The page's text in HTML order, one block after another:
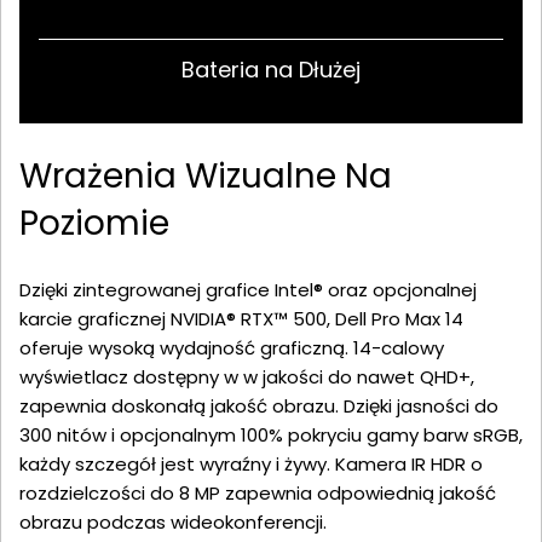
Bateria na Dłużej
Wrażenia Wizualne Na
Poziomie
Dzięki zintegrowanej grafice Intel® oraz opcjonalnej
karcie graficznej NVIDIA® RTX™ 500, Dell Pro Max 14
oferuje wysoką wydajność graficzną. 14-calowy
wyświetlacz dostępny w w jakości do nawet QHD+,
zapewnia doskonałą jakość obrazu. Dzięki jasności do
300 nitów i opcjonalnym 100% pokryciu gamy barw sRGB,
każdy szczegół jest wyraźny i żywy. Kamera IR HDR o
rozdzielczości do 8 MP zapewnia odpowiednią jakość
obrazu podczas wideokonferencji.